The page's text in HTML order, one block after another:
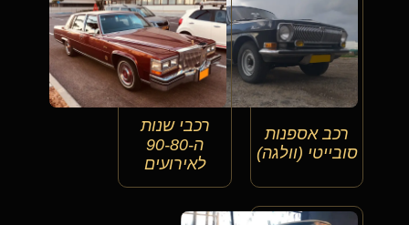
רכב אספנות
סובייטי (וולגה)
רכבי שנות
ה-90-80
לאירועים